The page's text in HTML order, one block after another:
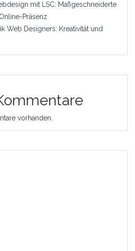
mit LSC: Maßgeschneiderte
Präsenz
Web Designers: Kreativität und
vorhanden.